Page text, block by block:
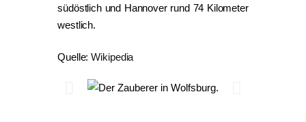
südöstlich und Hannover rund 74 Kilometer
westlich.
Quelle:Wikipedia